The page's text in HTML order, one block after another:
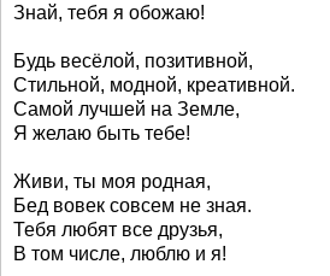
Знай, тебя я обожаю!
Будь весёлой, позитивной,
Стильной, модной, креативной.
Самой лучшей на Земле,
Я желаю быть тебе!
Живи, ты моя родная,
Бед вовек совсем не зная.
Тебя любят все друзья,
В том числе, люблю и я!